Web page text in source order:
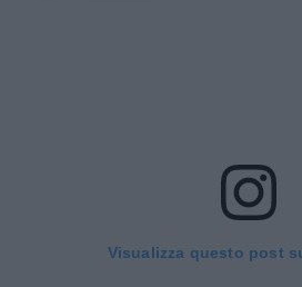
Visualizza questo post